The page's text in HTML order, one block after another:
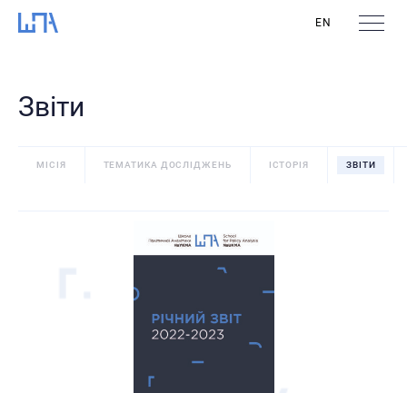
EN
Звіти
МІСІЯ ТЕМАТИКА ДОСЛІДЖЕНЬ ІСТОРІЯ ЗВІТИ